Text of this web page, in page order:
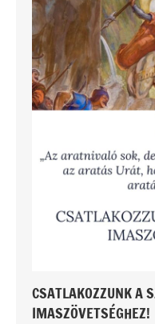
CSATLAKOZZUNK A
IMASZÖVETSÉGHEZ!